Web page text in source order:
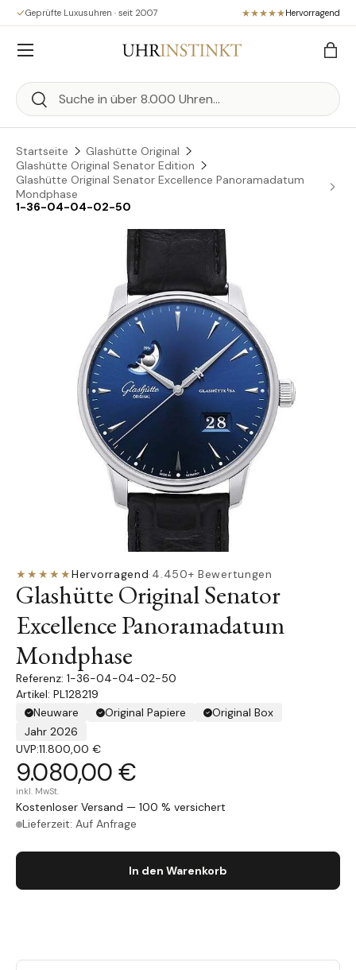
Direkt zum Inhalt
Geprüfte Luxusuhren · seit 2007 Hervorragend
Suchen
Suchen
Menü
Startseite
Glashütte Original
Glashütte Original Senator Edition
Glashütte Original Senator Excellence Panoramadatum
Mondphase
1-36-04-04-02-50
Zu Produktinformationen springen
★★★★★Hervorragend·4.450+ Bewertungen
Glashütte Original Senator
Excellence Panoramadatum
Mondphase
1-36-04-04-02-50
Artikel: PL128219
Neuware
Original Papiere
Original Box
Jahr 2026
UVP:11.800,00 €
9.080,00 €
inkl. MwSt.
Kostenloser Versand — 100 % versichert
Lieferzeit: Auf Anfrage
In den Warenkorb